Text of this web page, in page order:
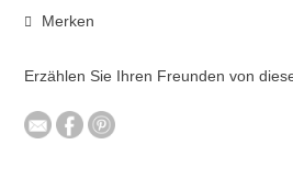
Merken
Erzählen Sie Ihren Freunden von